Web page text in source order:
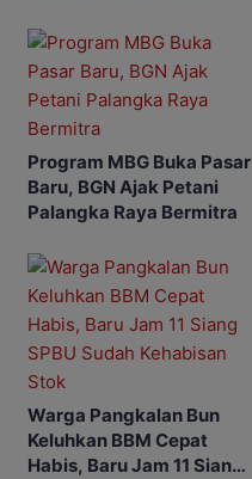
Program MBG Buka Pasar
Baru, BGN Ajak Petani
Palangka Raya Bermitra
Warga Pangkalan Bun
Keluhkan BBM Cepat
Habis, Baru Jam 11 Siang